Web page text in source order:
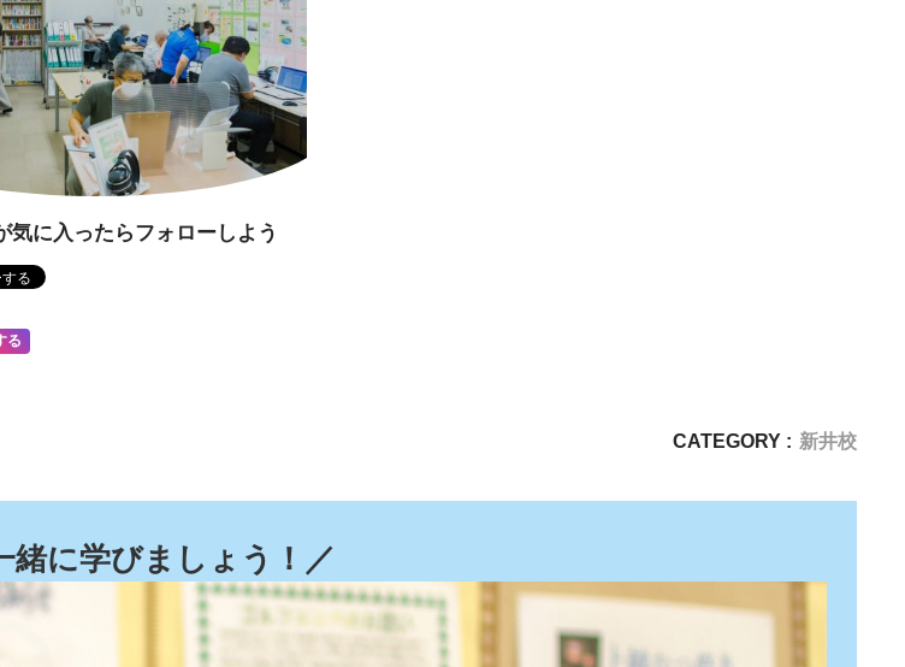
気に入ったらフォローしよう
る
CATEGORY : 新井校
緒に学びましょう！／